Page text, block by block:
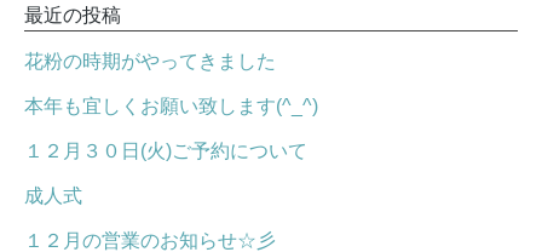
最近の投稿
花粉の時期がやってきました
本年も宜しくお願い致します(^_^)
１２月３０日(火)ご予約について
成人式
１２月の営業のお知らせ☆彡